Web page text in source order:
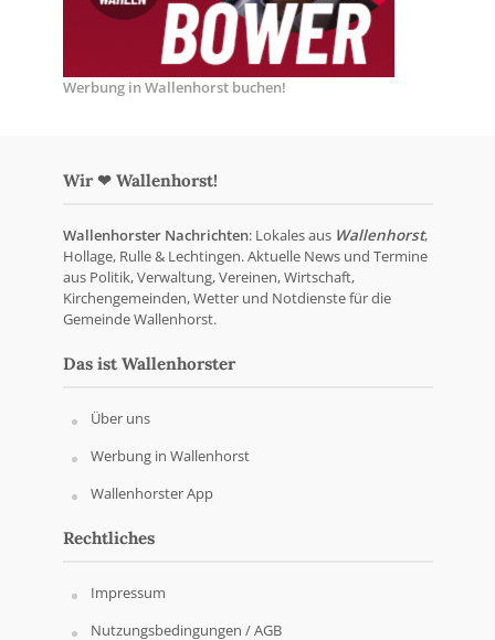
Werbung in Wallenhorst buchen!
Wir ❤ Wallenhorst!
Wallenhorster Nachrichten: Lokales aus Wallenhorst,
Hollage, Rulle & Lechtingen. Aktuelle News und Termine
aus Politik, Verwaltung, Vereinen, Wirtschaft,
Kirchengemeinden, Wetter und Notdienste für die
Gemeinde Wallenhorst.
Das ist Wallenhorster
Über uns
Werbung in Wallenhorst
Wallenhorster App
Rechtliches
Impressum
Nutzungsbedingungen / AGB